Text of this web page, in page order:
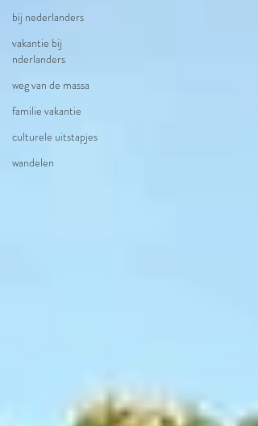
bij nederlanders
vakantie bij
nderlanders
weg van de massa
familie vakantie
culturele uitstapjes
wandelen